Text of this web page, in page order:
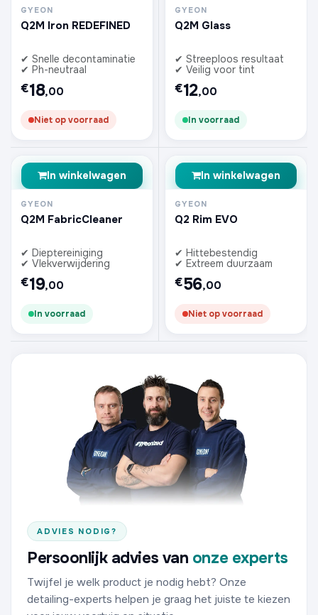
GYEON
Q2M Iron REDEFINED
✔ Snelle decontaminatie
✔ Ph-neutraal
€18,00
Niet op voorraad
GYEON
Q2M Glass
✔ Streeploos resultaat
✔ Veilig voor tint
€12,00
In voorraad
In winkelwagen
GYEON
Q2M FabricCleaner
✔ Dieptereiniging
✔ Vlekverwijdering
€19,00
In voorraad
In winkelwagen
GYEON
Q2 Rim EVO
✔ Hittebestendig
✔ Extreem duurzaam
€56,00
Niet op voorraad
ADVIES NODIG?
Persoonlijk advies van onze experts
Twijfel je welk product je nodig hebt? Onze
detailing-experts helpen je graag het juiste te kiezen